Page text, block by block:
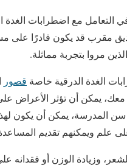
مع اضطرابات الغدة
صديق مقرب قد يكون قادرًا
مروا بتجربة مماثلة.
الغدة الدرقية خاصة قصور
يمكن أن تؤثر الأعراض
المدرسة، يمكن أن يكون
علم ويمكنهم تقديم
وزيادة الوزن أو فقدانه